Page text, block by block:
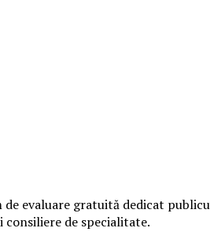
de evaluare gratuită dedicat
consiliere de specialitate.